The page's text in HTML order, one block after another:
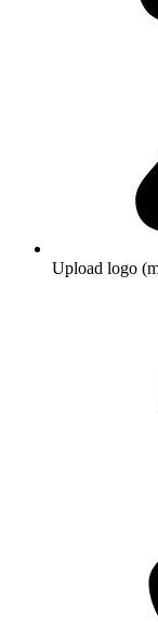
Upload logo